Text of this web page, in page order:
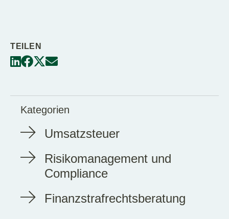
TEILEN
Kategorien
Umsatzsteuer
Risikomanagement und
Compliance
Finanzstrafrechtsberatung